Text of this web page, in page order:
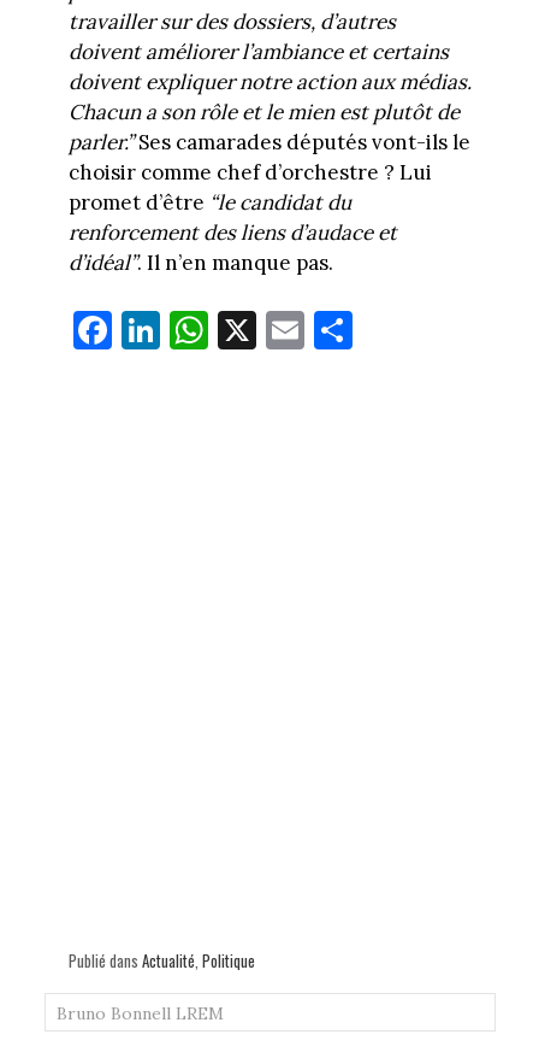
travailler sur des dossiers, d’autres
doivent améliorer l’ambiance et certains
doivent expliquer notre action aux médias.
Chacun a son rôle et le mien est plutôt de
parler.”Ses camarades députés vont-ils le
choisir comme chef d’orchestre ? Lui
promet d’être “le candidat du
renforcement des liens d’audace et
d’idéal”. Il n’en manque pas.
Fa
ce
Li
nk
W
ha
X E
m
Pa
rt
Publié dans Actualité Politique
Bruno Bonnell LREM